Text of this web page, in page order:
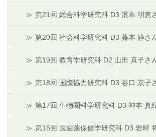
第21回 総合科学研究科 D3 濱本 明恵
第20回 社会科学研究科 D3 藤本 静さ
第19回 教育学研究科 D2 山田 真子さ
第18回 国際協力研究科 D3 谷口 京子
第17回 生物圏科学研究科 D3 神本 真
第16回 医歯薬保健学研究科 D3 岩畔